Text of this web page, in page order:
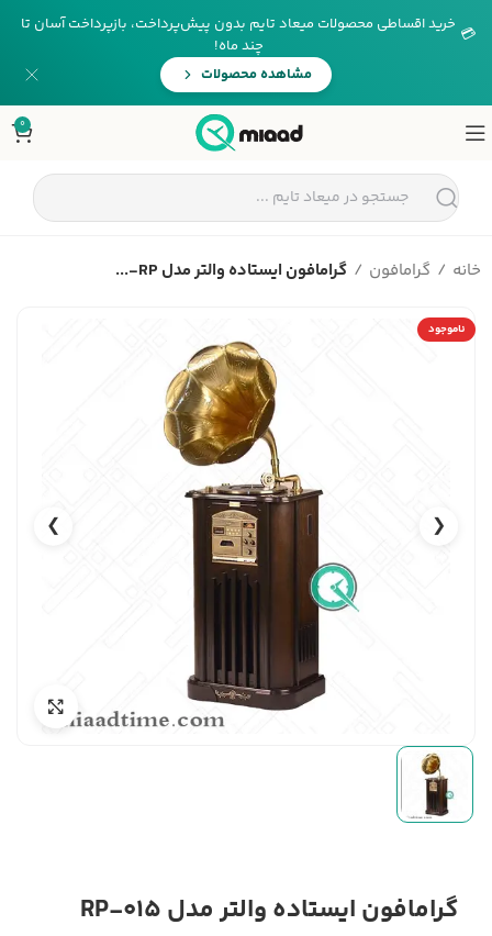
💳 خرید اقساطی محصولات میعاد تایم بدون پیش‌پرداخت، بازپرداخت آسان تا
چند ماه!
مشاهده محصولات
0
خانه گرامافون گرامافون ایستاده والتر مدل RP-...
ناموجود
❮
❯
گرامافون ایستاده والتر مدل RP-015